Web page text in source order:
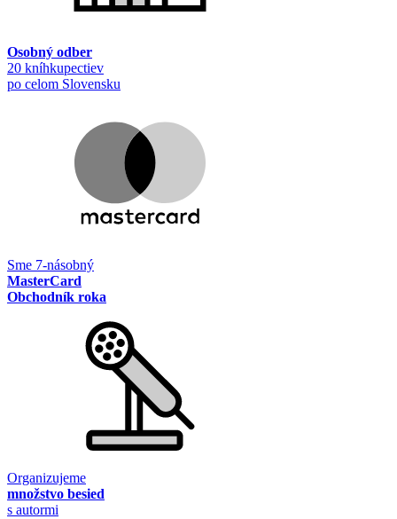
Osobný odber
20 kníhkupectiev
po celom Slovensku
Sme 7-násobný
MasterCard
Obchodník roka
Organizujeme
množstvo besied
s autormi